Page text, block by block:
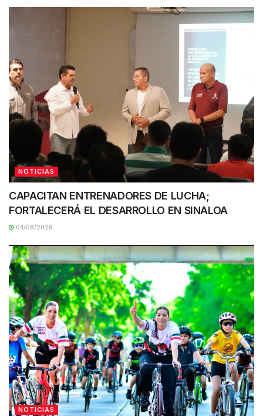
NOTICIAS
CAPACITAN ENTRENADORES DE LUCHA;
FORTALECERÁ EL DESARROLLO EN SINALOA
04/08/2026
NOTICIAS